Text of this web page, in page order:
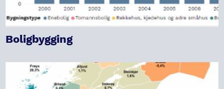
Boligbygging